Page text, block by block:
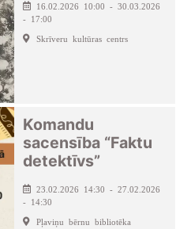
16.02.2026 10:00 - 30.03.2026
- 17:00
Skrīveru kultūras centrs
Komandu
sacensība “Faktu
detektīvs”
23.02.2026 14:30 - 27.02.2026
- 14:30
Pļaviņu bērnu bibliotēka